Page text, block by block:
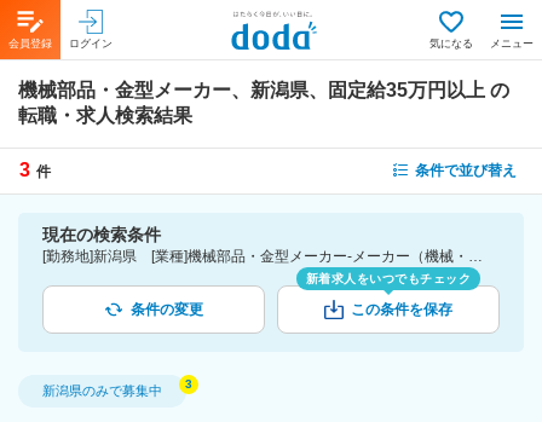
会員登録 ログイン 気になる メニュー
機械部品・金型メーカー、新潟県、固定給35万円以上 の
転職・求人検索結果
3 件 条件で並び替え
現在の検索条件
[勤務地]新潟県 [業種]機械部品・金型メーカー-メーカー（機械・電気）業界 [詳細条件](待遇・福利厚生)固定給35万円以上
条件の変更
新着求人をいつでもチェック
この条件を保存
新潟県のみで募集中